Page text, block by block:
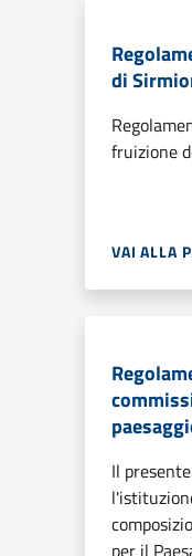
di
fruizione
VAI ALLA
Il
per il